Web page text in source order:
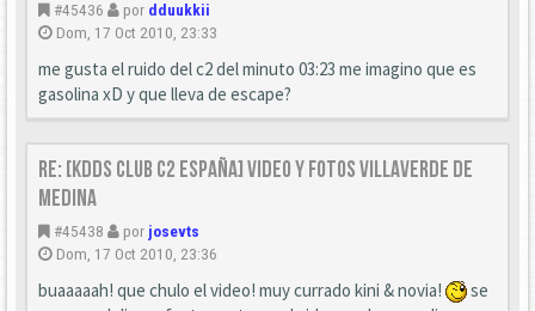
#45436 por dduukkii
Dom, 17 Oct 2010, 23:33
me gusta el ruido del c2 del minuto 03:23 me imagino que es
gasolina xD y que lleva de escape?
Re: [KDDS Club C2 España] Video y fotos Villaverde de
Medina
#45438 por josevts
Dom, 17 Oct 2010, 23:36
buaaaaah! que chulo el video! muy currado kini & novia!
se